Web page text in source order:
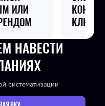
ПОД
НАВЕСТИ
систематизации